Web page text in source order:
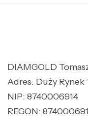
DIAMGOLD
Adres: Duży Rynek
NIP: 8740006914
REGON: